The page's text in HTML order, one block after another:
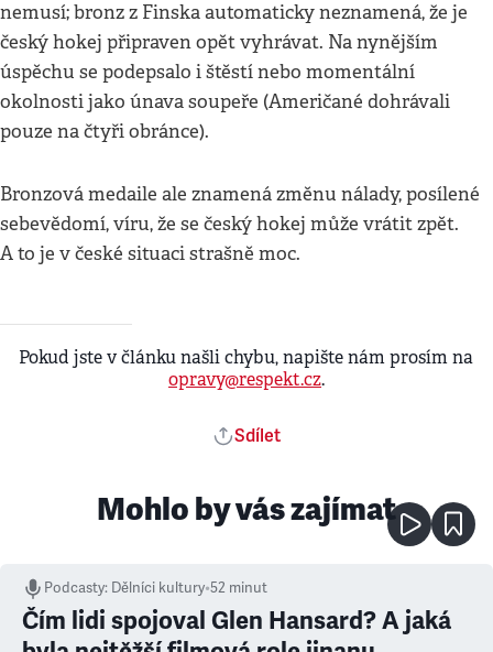
nemusí; bronz z Finska automaticky neznamená, že je
český hokej připraven opět vyhrávat. Na nynějším
úspěchu se podepsalo i štěstí nebo momentální
okolnosti jako únava soupeře (Američané dohrávali
pouze na čtyři obránce).
Bronzová medaile ale znamená změnu nálady, posílené
sebevědomí, víru, že se český hokej může vrátit zpět.
A to je v české situaci strašně moc.
Pokud jste v článku našli chybu, napište nám prosím na
opravy@respekt.cz.
Sdílet
Mohlo by vás zajímat
Podcasty: Dělníci kultury•52 minut
Čím lidi spojoval Glen Hansard? A jaká